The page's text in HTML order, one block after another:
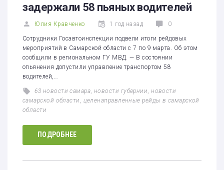
задержали 58 пьяных водителей
Юлия Кравченко 1 год назад 0
Сотрудники Госавтоинспекции подвели итоги рейдовых
мероприятий в Самарской области с 7 по 9 марта. Об этом
сообщили в региональном ГУ МВД. — В состоянии
опьянения допустили управление транспортом 58
водителей,…
63 новости самара,новости губернии,новости
самарской области , целенаправленные рейды в самарской
области
ПОДРОБНЕЕ